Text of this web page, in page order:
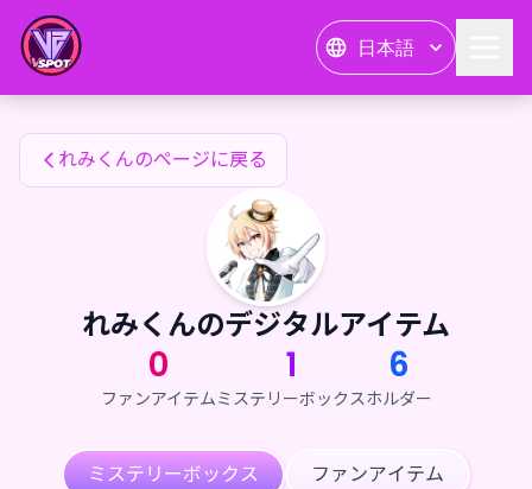
日本語
れみくんのファンアイテム
れみくんのページに戻る
れみくんのデジタルアイテム
0
ファンアイテム
1
ミステリーボックス
6
ホルダー
ミステリーボックス ファンアイテム
れみくんのファンアイテム — 24karat